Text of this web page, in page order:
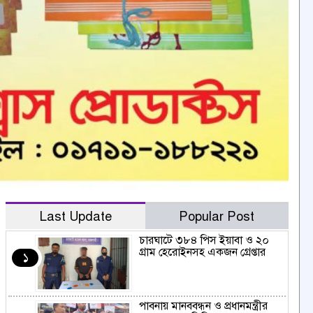
Last Update Popular Post
১
চারঘাটে ৩৮৪ পিস ইয়াবা ও ২০
গ্রাম হেরোইনসহ একজন গ্রেপ্তার
পাবনায় মানববন্ধন ও প্রধানমন্ত্রীর